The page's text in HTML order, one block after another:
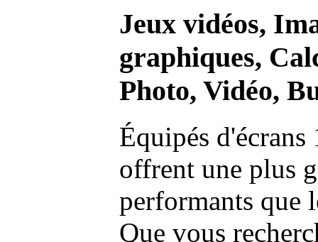
Jeux vidéos,
graphiques,
Photo, Vidéo,
Équipés
offrent une plus
performants que
Que vous